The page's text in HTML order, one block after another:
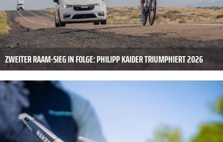
ZWEITER RAAM-SIEG IN FOLGE: PHILIPP KAIDER TRIUMPHIERT 2026